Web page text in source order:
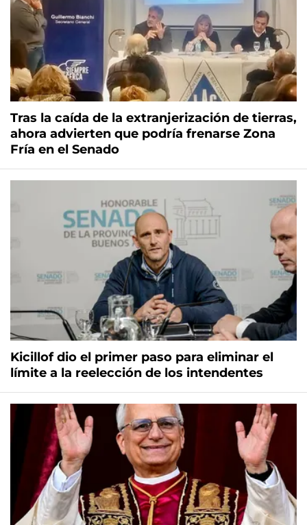
Tras la caída de la extranjerización de tierras,
ahora advierten que podría frenarse Zona
Fría en el Senado
Kicillof dio el primer paso para eliminar el
límite a la reelección de los intendentes